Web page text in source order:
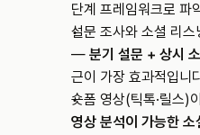
단계 프레임워크로 파
설문 조사와 소셜 리
— 분기 설문 + 상시
근이 가장 효과적입니
영상 분석이 가능한 소